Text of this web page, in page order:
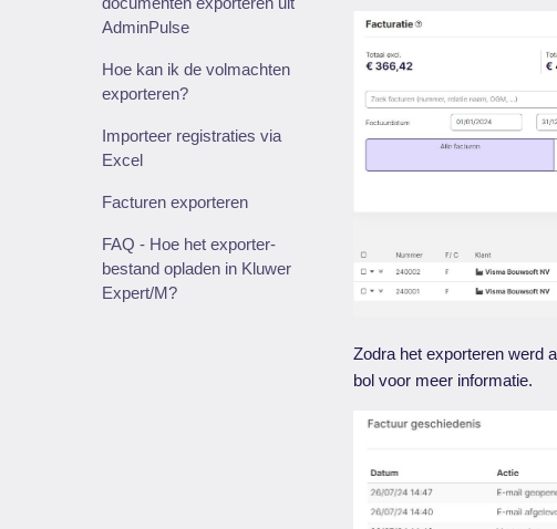
AdminPulse
Hoe kan ik de volmachten
exporteren?
Importeer registraties via
Excel
Facturen exporteren
FAQ - Hoe het exporter-
bestand opladen in Kluwer
Expert/M?
Zodra het exporteren werd
bol voor meer informatie.